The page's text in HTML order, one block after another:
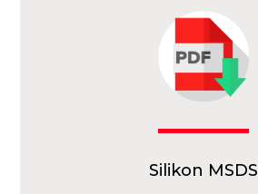
Silikon MSDS